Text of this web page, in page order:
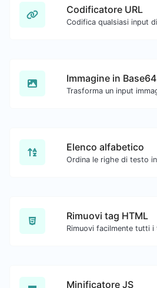
Codificatore URL
Immagine in Base64
Elenco alfabetico
Rimuovi tag HTML
Minificatore JS